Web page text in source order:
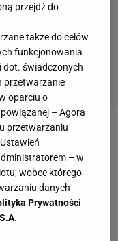
nigdy
przejdź do
także do celów
funkcjonowania
dot. świadczonych
przetwarzanie
oparciu o
– Agora
przetwarzaniu
– w
wobec którego
danych
Prywatności